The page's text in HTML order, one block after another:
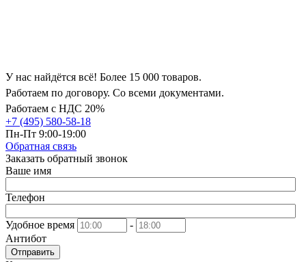
У нас найдётся всё! Более 15 000 товаров.
Работаем по договору. Со всеми документами.
Работаем с НДС 20%
+7 (495) 580-58-18
Пн-Пт 9:00-19:00
Обратная связь
Заказать обратный звонок
Ваше имя
Телефон
Удобное время
-
Антибот
Отправить